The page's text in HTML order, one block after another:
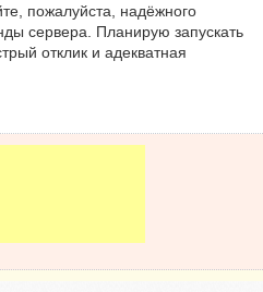
пожалуйста, надёжного
сервера. Планирую запускать
отклик и адекватная